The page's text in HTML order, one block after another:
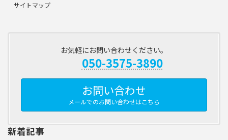
サイトマップ
お気軽にお問い合わせください。
050-3575-3890
お問い合わせ
メールでのお問い合わせはこちら
新着記事